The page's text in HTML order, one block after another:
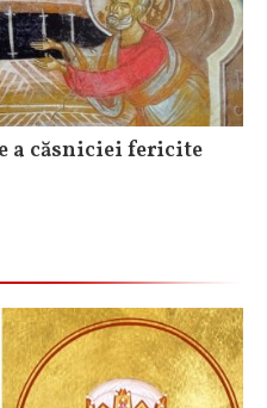
a căsniciei fericite